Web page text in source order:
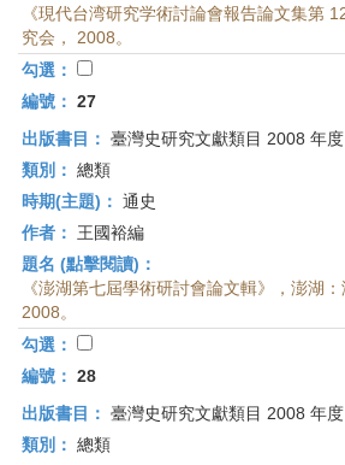
《現代台湾研究学術討論會報告論文集第
究会， 2008。
勾選：
編號： 27
出版書目： 臺灣史研究文獻類目 2008 年度
類別： 總類
時期(主題)： 通史
作者：
王國裕編
題名 (點擊閱讀)：
《澎湖第七屆學術研討會論文輯》，澎湖
2008。
勾選：
編號： 28
出版書目： 臺灣史研究文獻類目 2008 年度
類別： 總類